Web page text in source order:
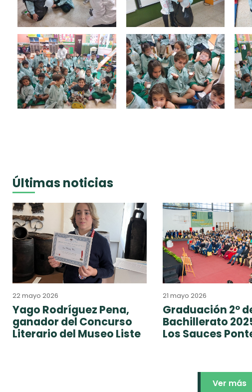
Últimas noticias
22 mayo 2026
Yago Rodríguez Pena,
ganador del Concurso
Literario del Museo Liste
21 mayo 2026
Graduación 2º
Bachillerato
Los Sauces
Ver más